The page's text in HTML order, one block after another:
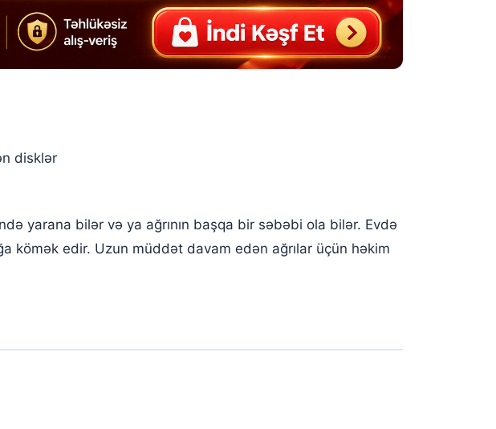
disklər
yarana bilər və ya ağrının başqa bir səbəbi ola bilər. Evdə
kömək edir. Uzun müddət davam edən ağrılar üçün həkim